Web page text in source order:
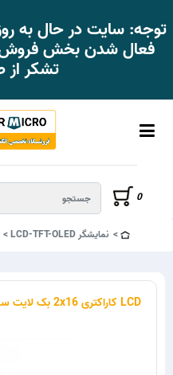
توجه: سایت در حال به
فعال شدن بخش فروش
تشکر
0
نمایشگر LCD-TFT-OLED
LCD کاراکتری 2x16 بک لایت سبز